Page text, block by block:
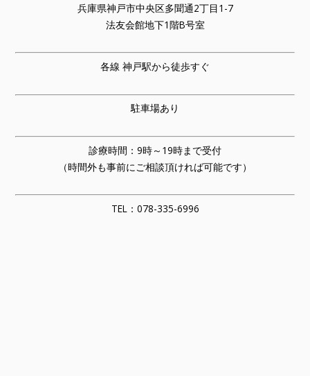
兵庫県神戸市中央区多聞通2丁目1-7
法友会館地下1階B号室
各線 神戸駅から徒歩すぐ
駐車場あり
診療時間：9時～19時まで受付
（時間外も事前にご相談頂ければ可能です）
TEL：078-335-6996